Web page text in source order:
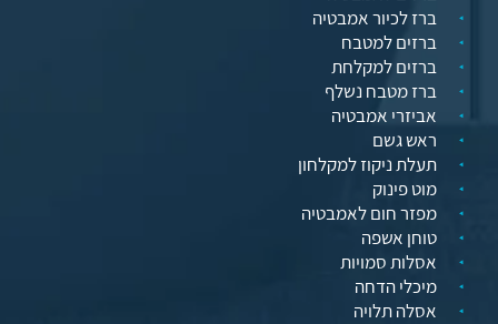
ברז לכיור אמבטיה
ברזים למטבח
ברזים למקלחת
ברז מטבח נשלף
אביזרי אמבטיה
ראש גשם
תעלת ניקוז למקלחון
מוט פינוק
מפזר חום לאמבטיה
טוחן אשפה
אסלות סמויות
מיכלי הדחה
אסלה תלויה